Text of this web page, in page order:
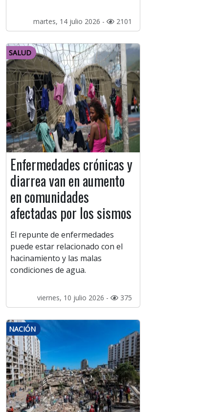
martes, 14 julio 2026 - 2101
SALUD
Enfermedades crónicas y
diarrea van en aumento
en comunidades
afectadas por los sismos
El repunte de enfermedades
puede estar relacionado con el
hacinamiento y las malas
condiciones de agua.
viernes, 10 julio 2026 - 375
NACIÓN